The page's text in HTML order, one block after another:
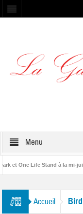
Menu
et One Life Stand à la mi-
Accueil